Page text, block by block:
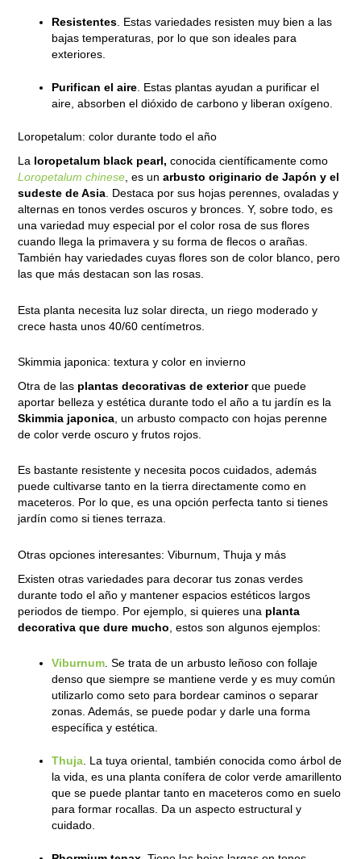
Resistentes. Estas variedades resisten muy bien a las
bajas temperaturas, por lo que son ideales para
exteriores.
Purifican el aire. Estas plantas ayudan a purificar el
aire, absorben el dióxido de carbono y liberan oxígeno.
Loropetalum: color durante todo el año
La loropetalum black pearl, conocida científicamente como
Loropetalum chinese , es unarbusto originario de Japón y el
sudeste de Asia . Destaca por sus hojas perennes, ovaladas y
alternas en tonos verdes oscuros y bronces. Y, sobre todo, es
una variedad muy especial por el color rosa de sus flores
cuando llega la primavera y su forma de flecos o arañas.
También hay variedades cuyas flores son de color blanco, pero
las que más destacan son las rosas.
Esta planta necesita luz solar directa, un riego moderado y
crece hasta unos 40/60 centímetros.
Skimmia japonica: textura y color en invierno
Otra de las plantas decorativas de exteriorque puede
aportar belleza y estética durante todo el año a tu jardín es la
Skimmia japonica , un arbusto compacto con hojas perenne
de color verde oscuro y frutos rojos.
Es bastante resistente y necesita pocos cuidados, además
puede cultivarse tanto en la tierra directamente como en
maceteros. Por lo que, es una opción perfecta tanto si tienes
jardín como si tienes terraza.
Otras opciones interesantes: Viburnum, Thuja y más
Existen otras variedades para decorar tus zonas verdes
durante todo el año y mantener espacios estéticos largos
periodos de tiempo. Por ejemplo, si quieres una planta
decorativa que dure mucho , estos son algunos ejemplos:
Viburnum . Se trata de un arbusto leñoso con follaje
denso que siempre se mantiene verde y es muy común
utilizarlo como seto para bordear caminos o separar
zonas. Además, se puede podar y darle una forma
específica y estética.
Thuja . La tuya oriental, también conocida como árbol de
la vida, es una planta conífera de color verde amarillento
que se puede plantar tanto en maceteros como en suelo
para formar rocallas. Da un aspecto estructural y
cuidado.